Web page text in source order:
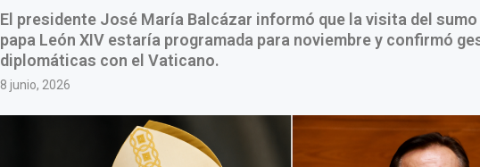
El presidente José María Balcázar informó que la visita del
papa León XIV estaría programada para noviembre y confirmó
diplomáticas con el Vaticano.
8 junio, 2026